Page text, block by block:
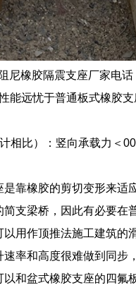
尼橡胶隔震支座厂家电话
能远忧于普通板式橡胶
相比）：竖向承载力＜
靠橡胶的剪切变形来适
支梁桥，因此有必要在
用作顶推法施工建筑的滑
率和高度很难做到同步
和盆式橡胶支座的四